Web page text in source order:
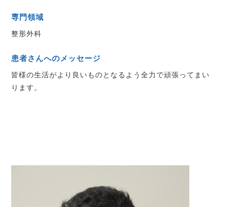
専門領域
整形外科
患者さんへのメッセージ
皆様の生活がより良いものとなるよう全力で頑張ってまい
ります。